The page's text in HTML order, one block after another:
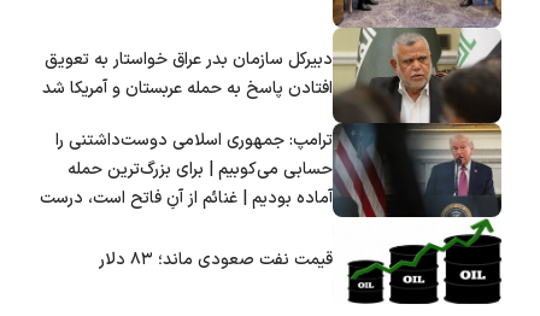
دبیرکل سازمان بدر عراق خواستار به تعویق
افتادن پاسخ به حمله عربستان و آمریکا شد
ترامپ: جمهوری اسلامی دوست‌داشتنی را
حسابی می‌کوبیم | برای بزرگ‌ترین حمله
آماده بودیم | غنائم از آنِ فاتح است، درست
قیمت نفت صعودی ماند؛ ۸۳ دلار